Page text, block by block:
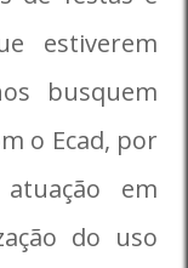
estiverem
busquem
o Ecad, por
em
do uso